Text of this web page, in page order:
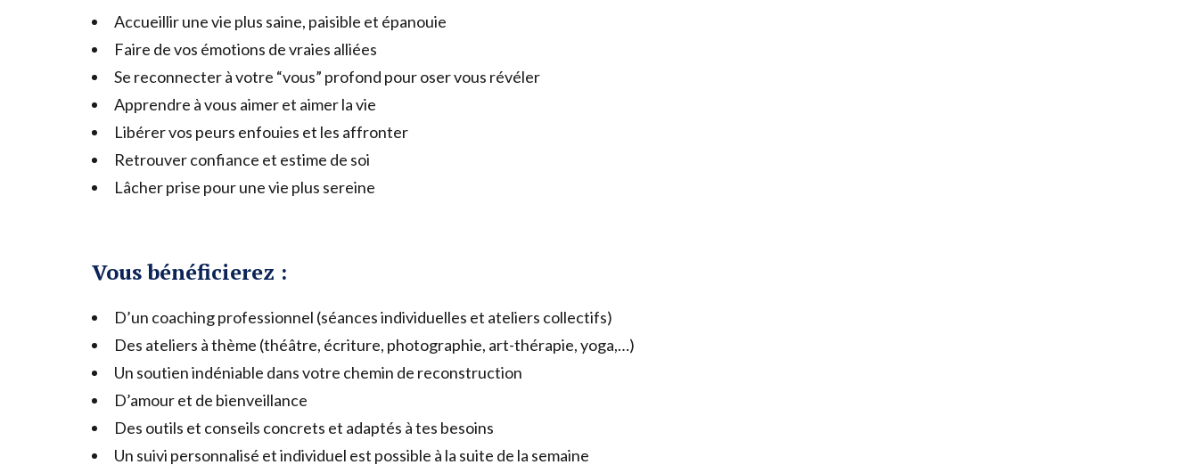
Accueillir une vie plus saine, paisible et épanouie
Faire de vos émotions de vraies alliées
Se reconnecter à votre “vous” profond pour oser vous révéler
Apprendre à vous aimer et aimer la vie
Libérer vos peurs enfouies et les affronter
Retrouver confiance et estime de soi
Lâcher prise pour une vie plus sereine
Vous bénéficierez :
D’un coaching professionnel (séances individuelles et ateliers collectifs)
Des ateliers à thème (théâtre, écriture, photographie, art-thérapie, yoga,…)
Un soutien indéniable dans votre chemin de reconstruction
D’amour et de bienveillance
Des outils et conseils concrets et adaptés à tes besoins
Un suivi personnalisé et individuel est possible à la suite de la semaine